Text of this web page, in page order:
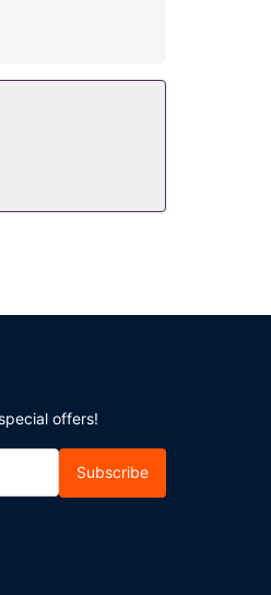
következők:
offers!
Subscribe